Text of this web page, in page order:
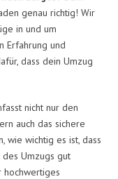
genau richtig! Wir
in und um
Erfahrung und
dass dein Umzug
nicht nur den
auch das sichere
wie wichtig es ist, dass
Umzugs gut
hochwertiges